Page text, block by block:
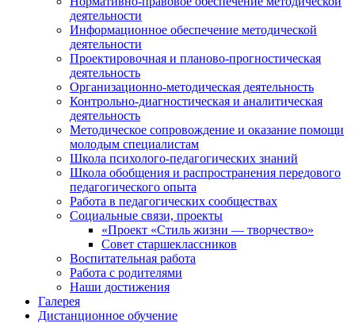
деятельности
Информационное обеспечение методической
деятельности
Проектировочная и планово-прогностическая
деятельность
Организационно-методическая деятельность
Контрольно-диагностическая и аналитическая
деятельность
Методическое сопровождение и оказание помощи
молодым специалистам
Школа психолого-педагогических знаний
Школа обобщения и распространения передового
педагогического опыта
Работа в педагогических сообществах
Социальные связи, проекты
«Проект «Стиль жизни — творчество»
Совет старшеклассников
Воспитательная работа
Работа с родителями
Наши достижения
Галерея
Дистанционное обучение